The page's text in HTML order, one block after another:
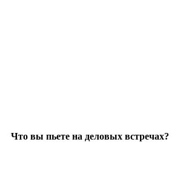
Что вы пьете на деловых встречах?